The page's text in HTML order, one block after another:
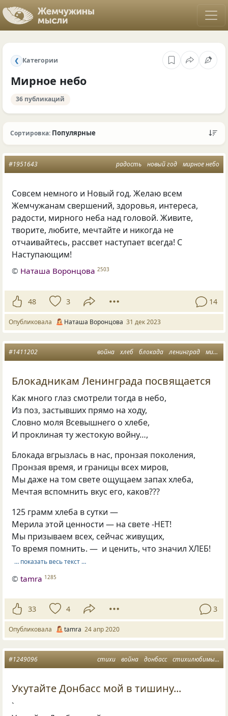
❮ Категории
Мирное небо
36 публикаций
Сортировка: Популярные
радость новый год мирное небо
#1951643
Совсем немного и Новый год. Желаю всем
Жемчужанам свершений, здоровья, интереса,
радости, мирного неба над головой. Живите,
творите, любите, мечтайте и никогда не
отчаивайтесь, рассвет наступает всегда! С
Наступающим!
© Наташа Воронцова 2503
48 3 14
Опубликовала Наташа Воронцова 31 дек 2023
война хлеб блокада ленинград мирное небо
#1411202
Блокадникам Ленинграда посвящается
Как много глаз смотрели тогда в небо,
Из поз, застывших прямо на ходу,
Словно моля Всевышнего о хлебе,
И проклиная ту жестокую войну…,
Блокада вгрызлась в нас, пронзая поколения,
Пронзая время, и границы всех миров,
Мы даже на том свете ощущаем запах хлеба,
Мечтая вспомнить вкус его, каков???
125 грамм хлеба в сутки —
Мерила этой ценности — на свете -НЕТ!
Мы призываем всех, сейчас живущих,
То время помнить. — и ценить, что значил ХЛЕБ!
… показать весь текст …
©tamra 1285
33 4 3
Опубликовала tamra 24 апр 2020
стихи война донбасс стихилюбимые
#1249096
Укутайте Донбасс мой в тишину...
`